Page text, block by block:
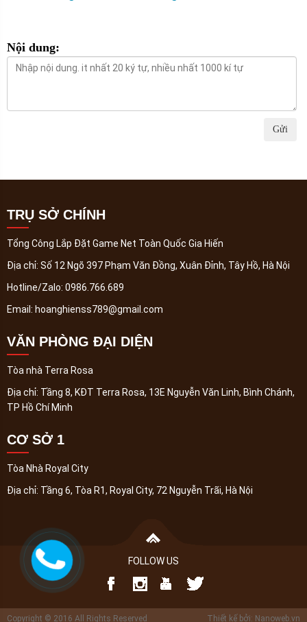
Nội dung:
Gửi
TRỤ SỞ CHÍNH
Tổng Công Lắp Đặt Game Net Toàn Quốc Gia Hiến
Địa chỉ: Số 12 Ngõ 397 Phạm Văn Đồng, Xuân Đỉnh, Tây Hồ, Hà Nội
Hotline/Zalo: 0986.766.689
Email: hoanghienss789@gmail.com
VĂN PHÒNG ĐẠI DIỆN
Tòa nhà Terra Rosa
Địa chỉ: Tầng 8, KĐT Terra Rosa, 13E Nguyễn Văn Linh, Bình Chánh,
TP Hồ Chí Minh
CƠ SỞ 1
Tòa Nhà Royal City
Địa chỉ: Tầng 6, Tòa R1, Royal City, 72 Nguyễn Trãi, Hà Nội
FOLLOW US
Copyright © 2016 All Rights Reserved Thiết kế bởi: Nanoweb.vn